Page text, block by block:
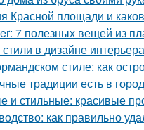
Красной площади и
7 полезных вещей из
в дизайне
стиле: как
традиции есть в
и стильные: красивые
как правильно